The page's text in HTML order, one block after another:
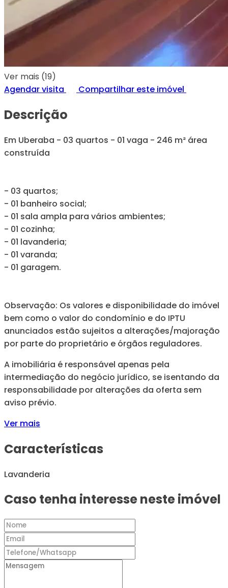
Ver mais (19)
Agendar visita
Compartilhar este imóvel
Descrição
Em Uberaba - 03 quartos - 01 vaga - 246 m² área
construída
- 03 quartos;
- 01 banheiro social;
- 01 sala ampla para vários ambientes;
- 01 cozinha;
- 01 lavanderia;
- 01 varanda;
- 01 garagem.
Observação: Os valores e disponibilidade do imóvel
bem como o valor do condomínio e do IPTU
anunciados estão sujeitos a alterações/majoração
por parte do proprietário e órgãos reguladores.
A imobiliária é responsável apenas pela
intermediação do negócio jurídico, se isentando da
responsabilidade por alterações da oferta sem
aviso prévio.
Ver mais
Características
Lavanderia
Caso tenha interesse neste imóvel